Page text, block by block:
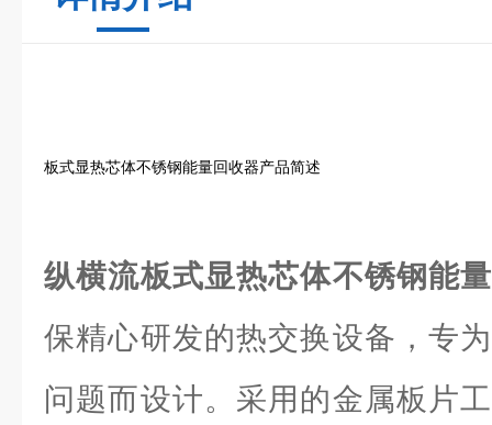
板式显热芯体不锈钢能量回收器产品简述
纵横流板式显热芯体不锈钢能
保精心研发的热交换设备，专
问题而设计。采用的金属板片